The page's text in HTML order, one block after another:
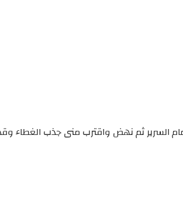
السرير ثم نهض واقترب منى جذب الغطاء